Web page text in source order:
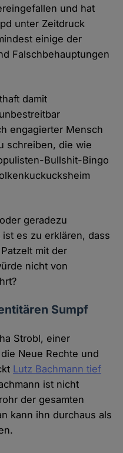
und hat
unter Zeitdruck
einige der
Falschbehauptungen
damit
engagierter Mensch
schreiben, die wie
Bullshit-Bingo
geradezu
es zu erklären, dass
mit der
nicht von
Sumpf
Strobl, einer
Neue Rechte und
Lutz Bachmann tief
ist nicht
der gesamten
kann ihn durchaus als